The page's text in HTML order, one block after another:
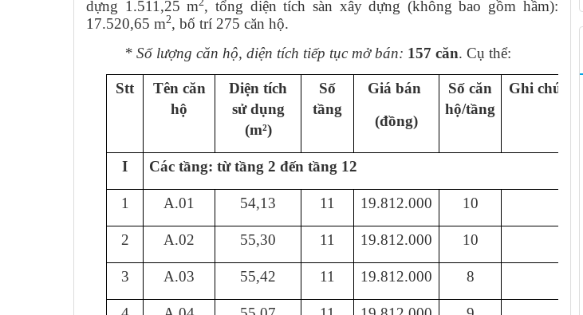
dựng 1.511,25 m , tổng diện tích sàn xây dựng (không bao gồm hầm):
17.520,65 m2, bố trí 275 căn hộ.
* Số lượng căn hộ, diện tích tiếp tục mở bán: 157 căn. Cụ thể:
Stt
Tên căn
hộ
Diện tích
sử dụng
(m²)
Số
tầng
Giá bán
(đồng)
Số căn
hộ/tầng
Ghi chú
I Các tầng: từ tầng 2 đến tầng 12
1 A.01 54,13 11 19.812.000 10
2 A.02 55,30 11 19.812.000 10
3 A.03 55,42 11 19.812.000 8